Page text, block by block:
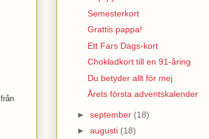
Semesterkort
Grattis pappa!
Ett Fars Dags-kort
Chokladkort till en 91-åring
Du betyder allt för mej
Årets första adventskalender
► september (18)
► augusti (18)